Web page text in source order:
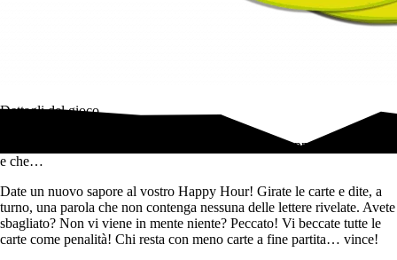
Dettagli del gioco
Un party game di parole che può essere spiegato in appena 10 secondi
e che…
Date un nuovo sapore al vostro Happy Hour! Girate le carte e dite, a
turno, una parola che non contenga nessuna delle lettere rivelate. Avete
sbagliato? Non vi viene in mente niente? Peccato! Vi beccate tutte le
carte come penalità! Chi resta con meno carte a fine partita… vince!